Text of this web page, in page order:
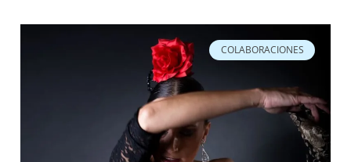
COLABORACIONES